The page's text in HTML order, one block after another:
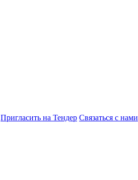
Пригласить на Тендер Связаться с нами